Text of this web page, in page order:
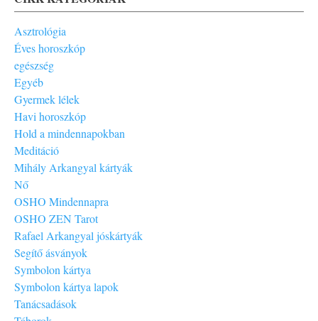
Asztrológia
Éves horoszkóp
egészség
Egyéb
Gyermek lélek
Havi horoszkóp
Hold a mindennapokban
Meditáció
Mihály Arkangyal kártyák
Nő
OSHO Mindennapra
OSHO ZEN Tarot
Rafael Arkangyal jóskártyák
Segítő ásványok
Symbolon kártya
Symbolon kártya lapok
Tanácsadások